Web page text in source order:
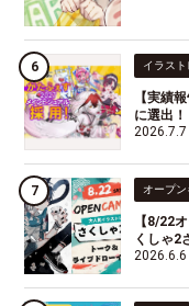
イラス
【実績
に選出！
2026.7.7
オープン
【8/22
くしゃ2
2026.6.6